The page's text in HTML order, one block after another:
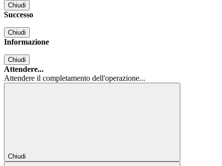
Chiudi
Successo
Chiudi
Informazione
Chiudi
Attendere...
Attendere il completamento dell'operazione...
Chiudi